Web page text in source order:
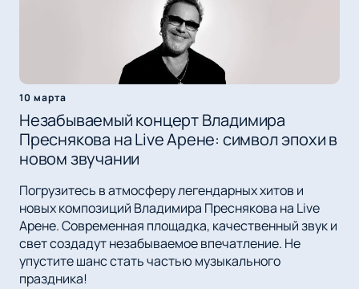
10 марта
Незабываемый концерт Владимира
Преснякова на Live Арене: символ эпохи в
новом звучании
Погрузитесь в атмосферу легендарных хитов и
новых композиций Владимира Преснякова на Live
Арене. Современная площадка, качественный звук и
свет создадут незабываемое впечатление. Не
упустите шанс стать частью музыкального
праздника!